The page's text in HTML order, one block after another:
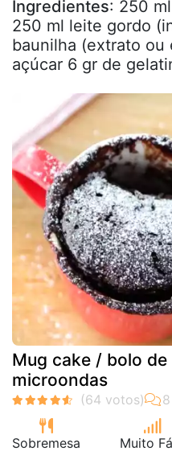
Ingredientes: 250
250 ml leite gordo
baunilha (extrato ou
açúcar 6 gr de
Mug cake / bolo
microondas
Sobremesa Muito